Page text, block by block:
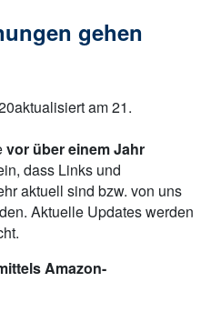
gehen
aktualisiert am 21.
vor über einem Jahr
dass Links und
aktuell sind bzw. von uns
Aktuelle Updates werden
Amazon-